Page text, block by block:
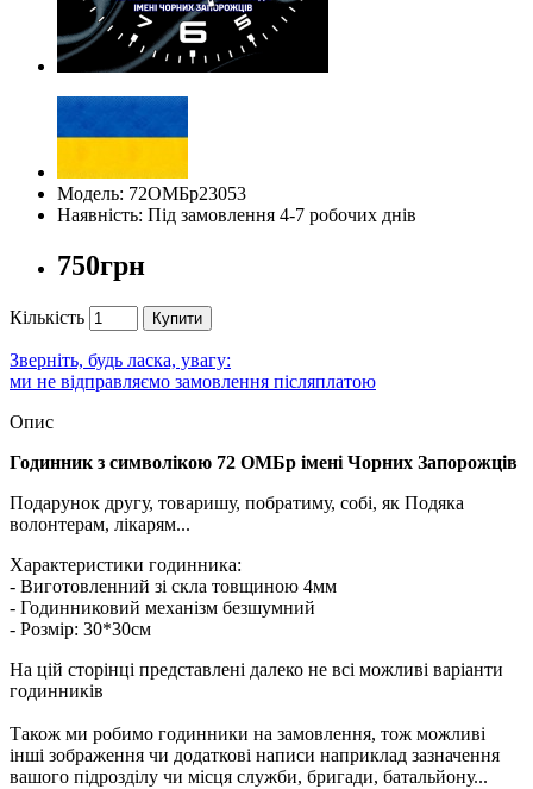
Модель: 72ОМБр23053
Наявність: Під замовлення 4-7 робочих днів
750грн
Кількість Купити
Зверніть, будь ласка, увагу:
ми не відправляємо замовлення післяплатою
Опис
Годинник з символікою 72 ОМБр імені Чорних Запорожців
Подарунок другу, товаришу, побратиму, собі, як Подяка
волонтерам, лікарям...
Характеристики годинника:
- Виготовленний зі скла товщиною 4мм
- Годинниковий механізм безшумний
- Розмір: 30*30см
На цій сторінці представлені далеко не всі можливі варіанти
годинників
Також ми робимо годинники на замовлення, тож можливі
інші зображення чи додаткові написи наприклад зазначення
вашого підрозділу чи місця служби, бригади, батальйону...